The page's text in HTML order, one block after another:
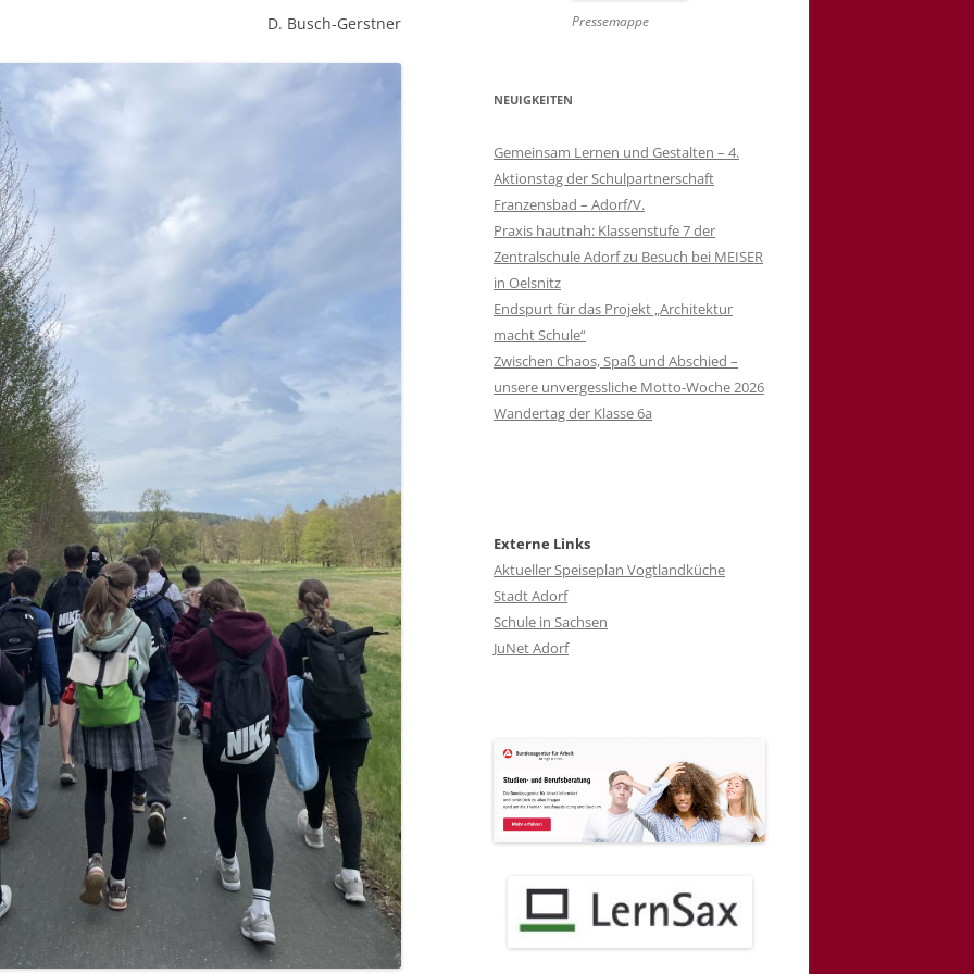
Gerstner Pressemappe
NEUIGKEITEN
Gemeinsam Lernen und Gestalten – 4.
Aktionstag der Schulpartnerschaft
Franzensbad – Adorf/V.
Praxis hautnah: Klassenstufe 7 der
Zentralschule Adorf zu Besuch bei MEISER
in Oelsnitz
Endspurt für das Projekt „Architektur
macht Schule“
Zwischen Chaos, Spaß und Abschied –
unsere unvergessliche Motto-Woche 2026
Wandertag der Klasse 6a
Externe Links
Aktueller Speiseplan Vogtlandküche
Stadt Adorf
Schule in Sachsen
JuNet Adorf